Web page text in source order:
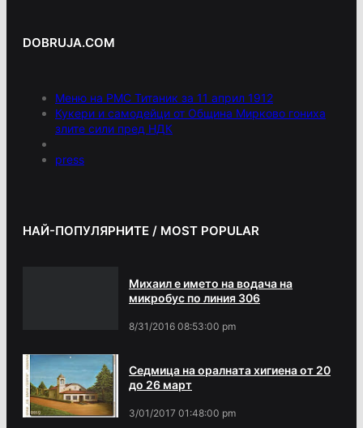
DOBRUJA.COM
Меню на РМС Титаник за 11 април 1912
Кукери и самодейци от Община Мирково гониха
злите сили пред НДК
press
НАЙ-ПОПУЛЯРНИТЕ / MOST POPULAR
Михаил е името на водача на
микробус по линия 306
8/31/2016 08:53:00 pm
Седмица на оралната хигиена от 20
до 26 март
3/01/2017 01:48:00 pm